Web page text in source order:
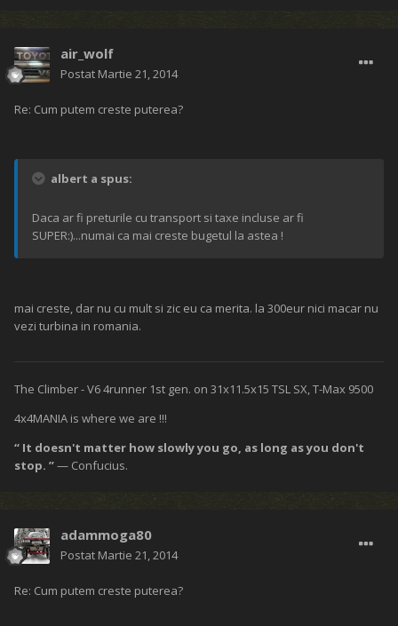
air_wolf
Postat Martie 21, 2014
Re: Cum putem creste puterea?
albert a spus:
Daca ar fi preturile cu transport si taxe incluse ar fi
SUPER:)...numai ca mai creste bugetul la astea !
mai creste, dar nu cu mult si zic eu ca merita. la 300eur nici macar nu
vezi turbina in romania.
The Climber - V6 4runner 1st gen. on 31x11.5x15 TSL SX, T-Max 9500
4x4MANIA is where we are !!!
“ It doesn't matter how slowly you go, as long as you don't
stop. ”— Confucius.
adammoga80
Postat Martie 21, 2014
Re: Cum putem creste puterea?